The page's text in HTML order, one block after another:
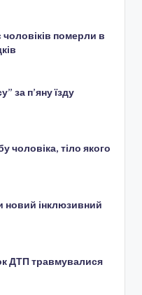
померли в
за п’яну їзду
чоловіка, тіло якого
новий інклюзивний
ДТП травмувалися